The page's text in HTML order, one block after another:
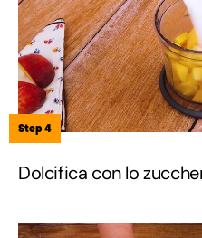
Step 4
Dolcifica con lo